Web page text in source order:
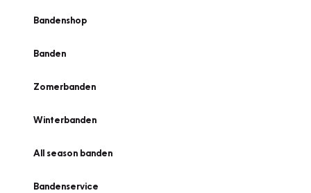
Bandenshop
Banden
Zomerbanden
Winterbanden
All season banden
Bandenservice